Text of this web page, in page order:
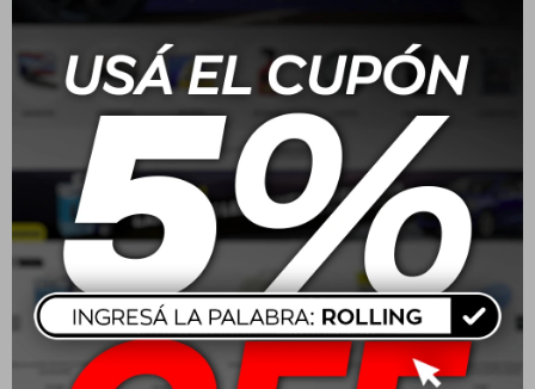
Mothers M-tech Wheel +
Tire Cleaner 710ml
USD18,00
Mothers VLR Vinyl
Leather Rubber Care
710ml
USD 24,00